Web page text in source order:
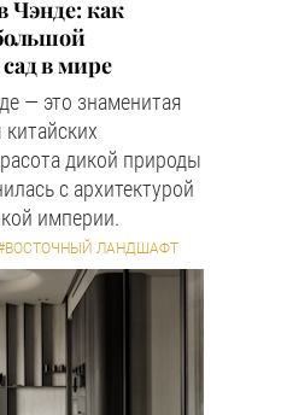
Чэнде: как
в мире
— это знаменитая
дикой природы
с архитектурой
империи.
ЛАНДШАФТ